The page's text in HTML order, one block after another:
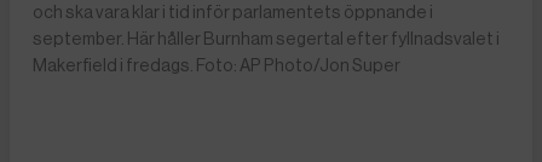
och ska vara klar i tid inför parlamentets öppnande i
september. Här håller Burnham segertal efter fyllnadsvalet i
Makerfield i fredags. Foto: AP Photo/Jon Super